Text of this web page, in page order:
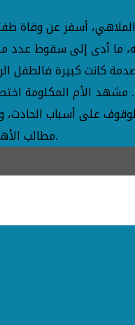
أسفر عن
ما أدى إلى سقوط عدد
كانت كبيرة
مشهد الأم
على أسباب الحادث،
مطالب الأهالي بتشديد الرقابة على الملاهي وألعاب الأطفال، خاصة مع تكرار حوادث مماثلة.